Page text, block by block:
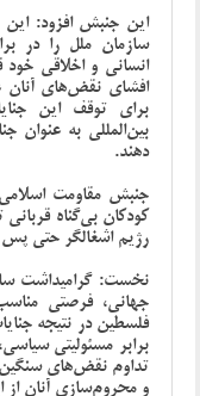
این جنبش افزود:
سازمان ملل را در
انسانی و اخلاقی خود
افشای نقض‌های آنان
برای توقف این
بین‌المللی به‌ عنوان
دهند.
جنبش مقاومت
کودکان بی‌گناه
رژیم اشغالگر حتی پس
نخست: گرامیداشت
جهانی، فرصتی
فلسطین در نتیجه
برابر مسئولیتی
تداوم نقض‌های سنگین
و محروم‌سازی آنان از